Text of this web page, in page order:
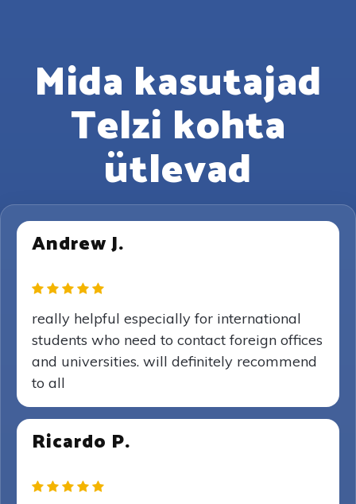
Mida kasutajad
Telzi kohta
ütlevad
Andrew J.
really helpful especially for international
students who need to contact foreign offices
and universities. will definitely recommend
to all
Ricardo P.